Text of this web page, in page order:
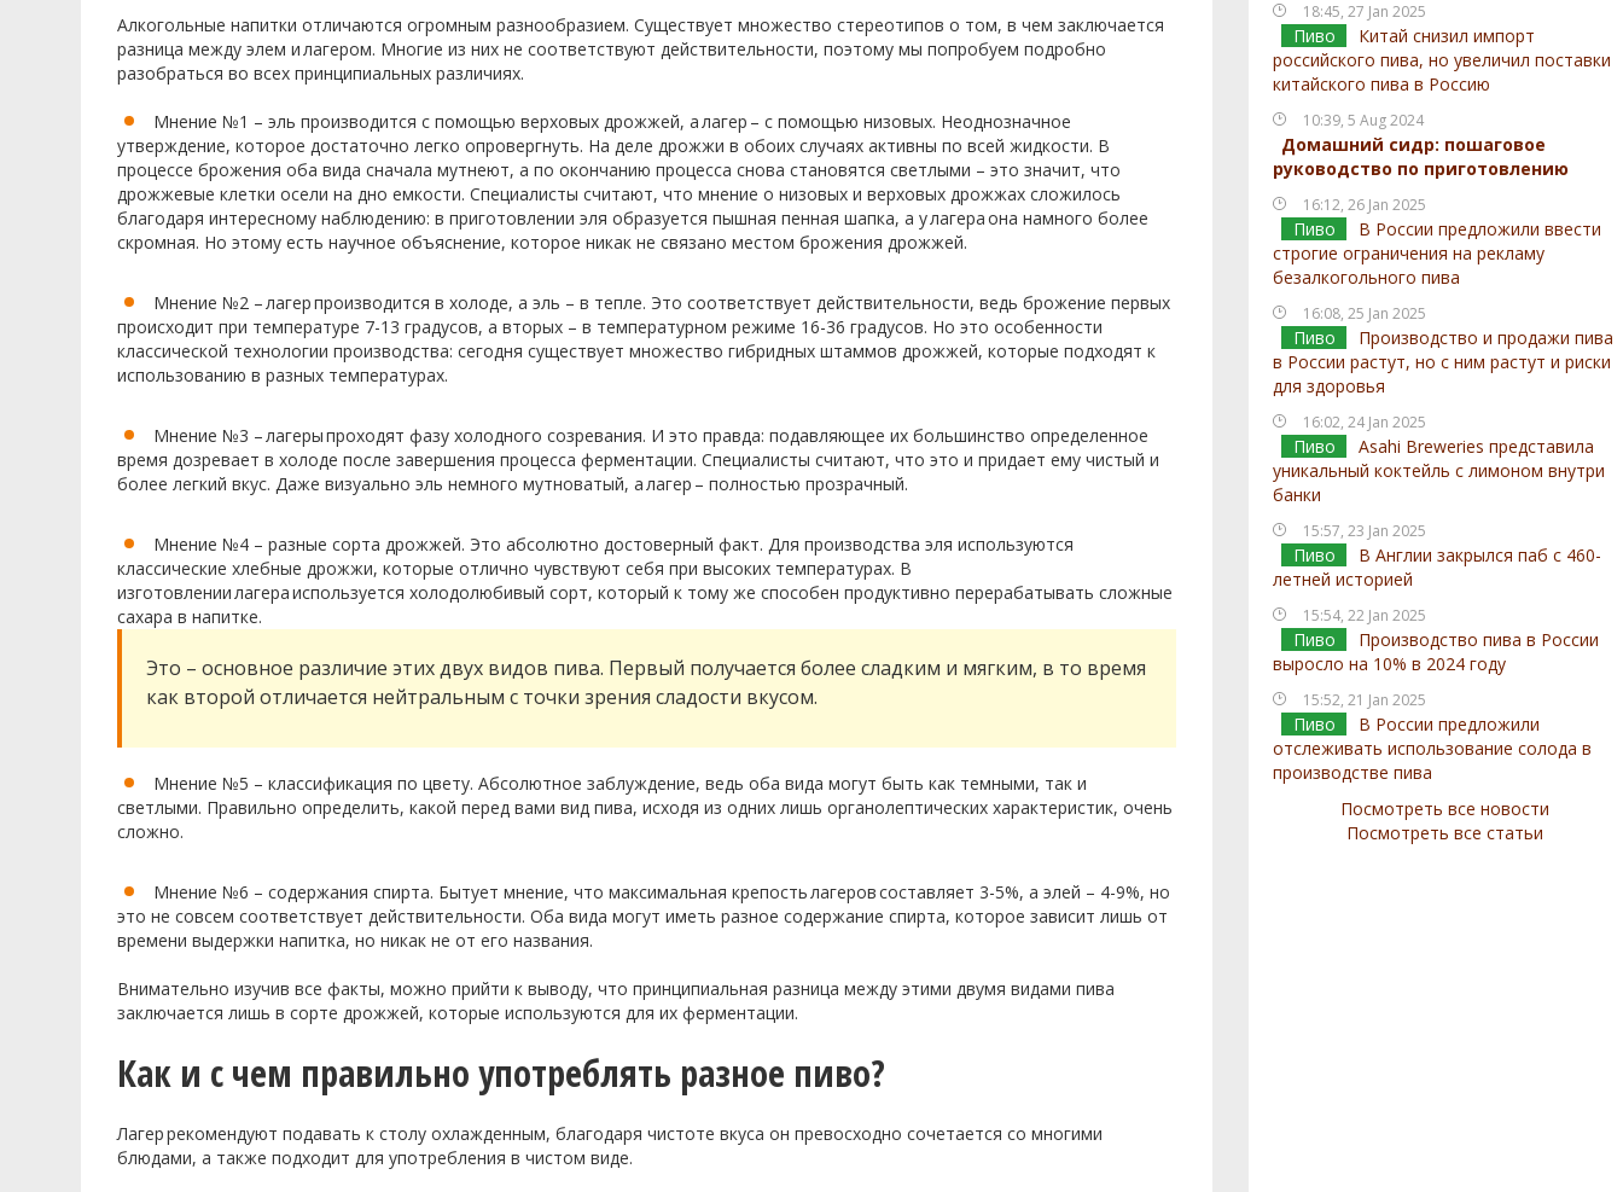
18:45, 27 Jan 2025
Пиво
Китай снизил импорт
российского пива, но увеличил поставки
китайского пива в Россию
10:39, 5 Aug 2024
Домашний сидр: пошаговое
руководство по приготовлению
16:12, 26 Jan 2025
Пиво
В России предложили ввести
строгие ограничения на рекламу
безалкогольного пива
16:08, 25 Jan 2025
Пиво
Производство и продажи пива
в России растут, но с ним растут и риски
для здоровья
16:02, 24 Jan 2025
Пиво
Asahi Breweries представила
уникальный коктейль с лимоном внутри
банки
15:57, 23 Jan 2025
Пиво
В Англии закрылся паб с 460-
летней историей
15:54, 22 Jan 2025
Пиво
Производство пива в России
выросло на 10% в 2024 году
15:52, 21 Jan 2025
Пиво
В России предложили
отслеживать использование солода в
производстве пива
Посмотреть все новости
Посмотреть все статьи
Алкогольные напитки отличаются огромным разнообразием. Существует множество стереотипов о том, в чем заключается
разница между элем и лагером. Многие из них не соответствуют действительности, поэтому мы попробуем подробно
разобраться во всех принципиальных различиях.
Мнение №1 – эль производится с помощью верховых дрожжей, а лагер – с помощью низовых. Неоднозначное
утверждение, которое достаточно легко опровергнуть. На деле дрожжи в обоих случаях активны по всей жидкости. В
процессе брожения оба вида сначала мутнеют, а по окончанию процесса снова становятся светлыми – это значит, что
дрожжевые клетки осели на дно емкости. Специалисты считают, что мнение о низовых и верховых дрожжах сложилось
благодаря интересному наблюдению: в приготовлении эля образуется пышная пенная шапка, а улагераона намного более
скромная. Но этому есть научное объяснение, которое никак не связано местом брожения дрожжей.
Мнение №2 – лагерпроизводится в холоде, а эль – в тепле. Это соответствует действительности, ведь брожение первых
происходит при температуре 7-13 градусов, а вторых – в температурном режиме 16-36 градусов. Но это особенности
классической технологии производства: сегодня существует множество гибридных штаммов дрожжей, которые подходят к
использованию в разных температурах.
Мнение №3 – лагерыпроходят фазу холодного созревания. И это правда: подавляющее их большинство определенное
время дозревает в холоде после завершения процесса ферментации. Специалисты считают, что это и придает ему чистый и
более легкий вкус. Даже визуально эль немного мутноватый, а лагер – полностью прозрачный.
Мнение №4 – разные сорта дрожжей. Это абсолютно достоверный факт. Для производства эля используются
классические хлебные дрожжи, которые отлично чувствуют себя при высоких температурах. В
изготовлении лагераиспользуется холодолюбивый сорт, который к тому же способен продуктивно перерабатывать сложные
сахара в напитке.
Это – основное различие этих двух видов пива. Первый получается более сладким и мягким, в то время
как второй отличается нейтральным с точки зрения сладости вкусом.
Мнение №5 – классификация по цвету. Абсолютное заблуждение, ведь оба вида могут быть как темными, так и
светлыми. Правильно определить, какой перед вами вид пива, исходя из одних лишь органолептических характеристик, очень
сложно.
Мнение №6 – содержания спирта. Бытует мнение, что максимальная крепость лагеровсоставляет 3-5%, а элей – 4-9%, но
это не совсем соответствует действительности. Оба вида могут иметь разное содержание спирта, которое зависит лишь от
времени выдержки напитка, но никак не от его названия.
Внимательно изучив все факты, можно прийти к выводу, что принципиальная разница между этими двумя видами пива
заключается лишь в сорте дрожжей, которые используются для их ферментации.
Как и с чем правильно употреблять разное пиво?
Лагеррекомендуют подавать к столу охлажденным, благодаря чистоте вкуса он превосходно сочетается со многими
блюдами, а также подходит для употребления в чистом виде.